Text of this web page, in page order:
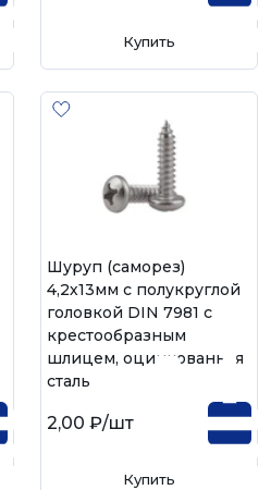
Купить
Шуруп (саморез)
4,2х13мм с полукруглой
головкой DIN 7981 с
крестообразным
шлицем, оцинкованная
сталь
2,00 ₽/шт
Купить